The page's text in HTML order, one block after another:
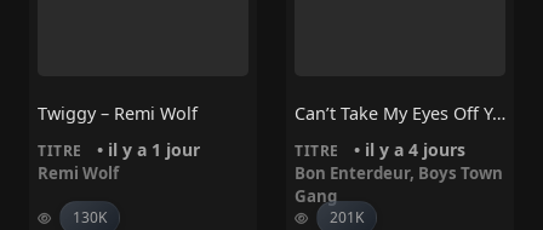
Twiggy – Remi Wolf
TITRE • il y a 1 jour
Remi Wolf
130K
Can’t Take My Eyes Off You – Bon Enterdeur, Boys Town Gang
TITRE • il y a 4 jours
Bon Enterdeur, Boys Town
Gang
201K